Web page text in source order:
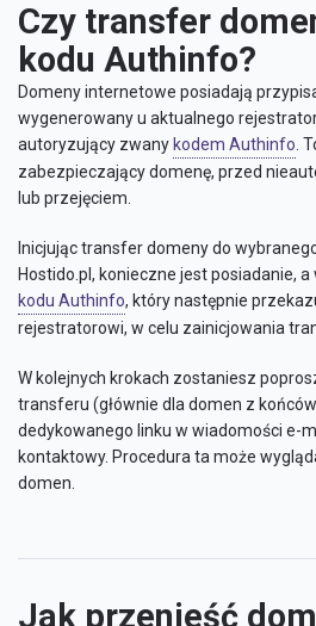
Czy transfer
kodu Authinfo?
Domeny internetowe posiadają
wygenerowany u aktualnego
autoryzujący zwany kodem Authinfo .
zabezpieczający domenę, przed
lub przejęciem.
Inicjując transfer domeny do
Hostido.pl, konieczne jest posiadanie,
kodu Authinfo, który następnie
rejestratorowi, w celu zainicjowania
W kolejnych krokach zostaniesz
transferu (głównie dla domen z
dedykowanego linku w wiadomości e-
kontaktowy. Procedura ta może
domen.
Jak przenieść